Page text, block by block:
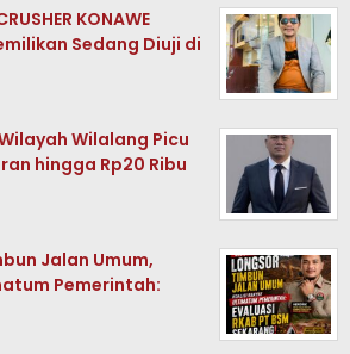
KONAWE
Sedang Diuji di
Wilalang Picu
hingga Rp20 Ribu
Jalan Umum,
Pemerintah: